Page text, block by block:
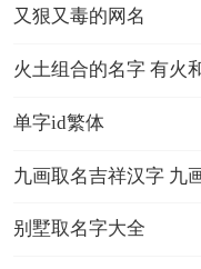
又狠又毒的网名
火土组合的名字 有火
单字id繁体
九画取名吉祥汉字 九
别墅取名字大全